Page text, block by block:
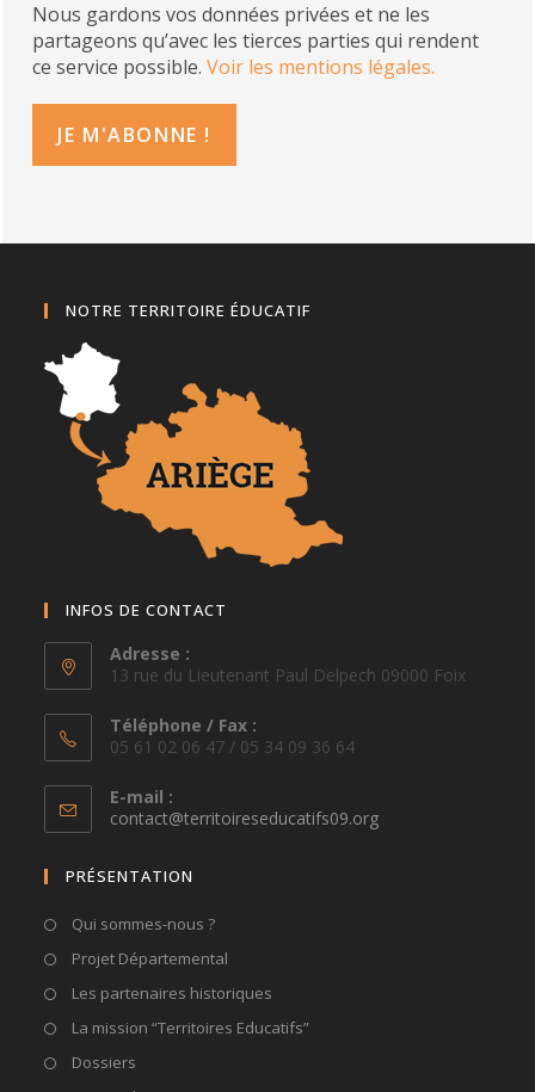
Nous gardons vos données privées et ne les
partageons qu’avec les tierces parties qui rendent
ce service possible.Voir les mentions légales.
NOTRE TERRITOIRE ÉDUCATIF
INFOS DE CONTACT
Adresse :
13 rue du Lieutenant Paul Delpech 09000 Foix
Téléphone / Fax :
05 61 02 06 47 / 05 34 09 36 64
E-mail :
contact@territoireseducatifs09.orgS’ouvre
PRÉSENTATION
Qui sommes-nous ?
Projet Départemental
Les partenaires historiques
La mission “Territoires Educatifs”
Dossiers